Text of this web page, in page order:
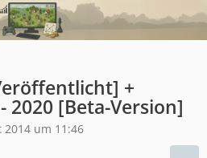
+
2020 [Beta-Version]
2014 um 11:46